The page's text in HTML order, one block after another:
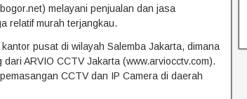
melayani penjualan dan jasa
relatif murah terjangkau.
pusat di wilayah Salemba Jakarta, dimana
ARVIO CCTV Jakarta (www.arviocctv.com).
CCTV dan IP Camera di daerah